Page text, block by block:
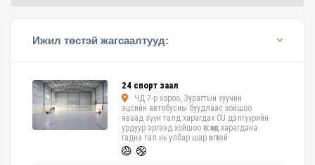
Ижил төстэй жагсаалтууд:
24 спорт заал
ЧД 7-р хороо, Зурагтын хуучин
эцсийн автобусны буудлаас хойшоо
яваад зүүн талд харагдах CU дэлгүүрийн
урдуур эргээд хойшоо өгсөхөд харагдана
гадна тал нь улбар шар өнгөтэй